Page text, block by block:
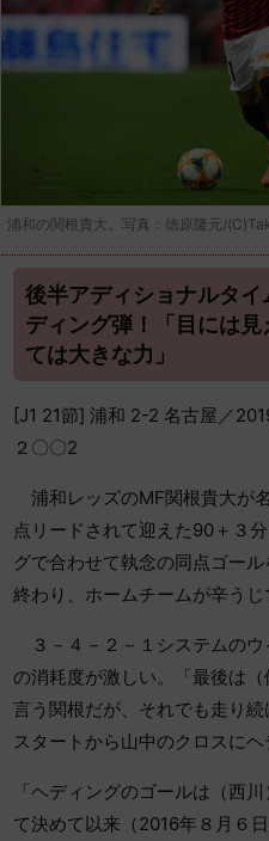
浦和の関根貴大。写真：徳原隆元/
後半アディショナルタ
ディング弾！「目には
ては大きな力」
[J1 21節] 浦和 2-2 名古屋／
２〇〇2
浦和レッズのMF関根貴大が
点リードされて迎えた90＋３
グで合わせて執念の同点ゴー
終わり、ホームチームが辛うじ
３－４－２－１システムのウ
の消耗度が激しい。「最後は
言う関根だが、それでも走り
スタートから山中のクロスに
「ヘディングのゴールは（西
て決めて以来（2016年８月６